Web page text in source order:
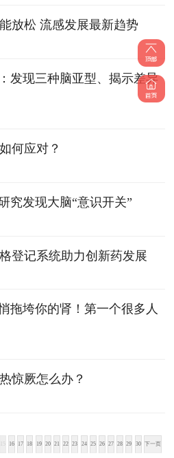
放松 流感发展最新趋势
发现三种脑亚型、揭示差异
何应对？
究发现大脑“意识开关”
登记系统助力创新药发展
拖垮你的肾！第一个很多人
惊厥怎么办？
16 17 18 19 20 21 22 23 24 25 26 27 28 29 30 下一页